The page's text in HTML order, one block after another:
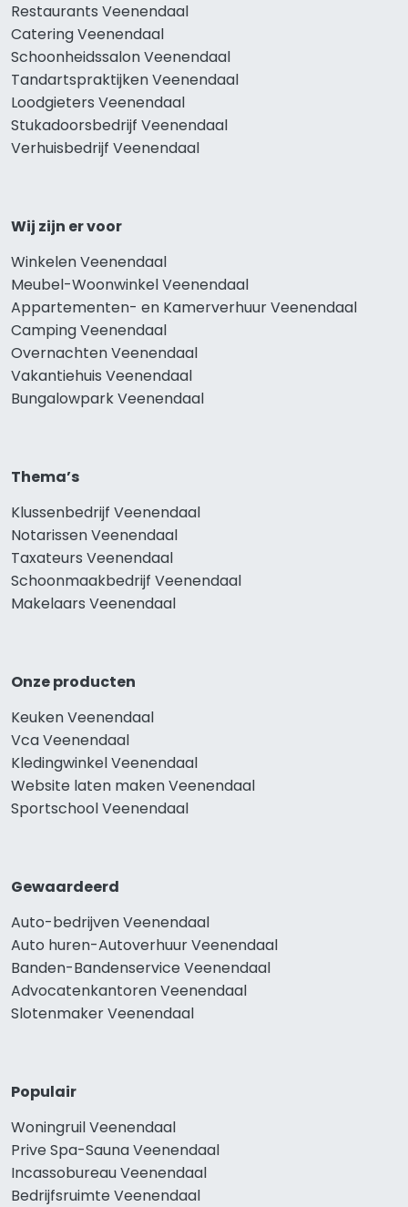
Restaurants Veenendaal
Catering Veenendaal
Schoonheidssalon Veenendaal
Tandartspraktijken Veenendaal
Loodgieters Veenendaal
Stukadoorsbedrijf Veenendaal
Verhuisbedrijf Veenendaal
Wij zijn er voor
Winkelen Veenendaal
Meubel-Woonwinkel Veenendaal
Appartementen- en Kamerverhuur Veenendaal
Camping Veenendaal
Overnachten Veenendaal
Vakantiehuis Veenendaal
Bungalowpark Veenendaal
Thema’s
Klussenbedrijf Veenendaal
Notarissen Veenendaal
Taxateurs Veenendaal
Schoonmaakbedrijf Veenendaal
Makelaars Veenendaal
Onze producten
Keuken Veenendaal
Vca Veenendaal
Kledingwinkel Veenendaal
Website laten maken Veenendaal
Sportschool Veenendaal
Gewaardeerd
Auto-bedrijven Veenendaal
Auto huren-Autoverhuur Veenendaal
Banden-Bandenservice Veenendaal
Advocatenkantoren Veenendaal
Slotenmaker Veenendaal
Populair
Woningruil Veenendaal
Prive Spa-Sauna Veenendaal
Incassobureau Veenendaal
Bedrijfsruimte Veenendaal